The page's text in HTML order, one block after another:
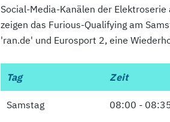
Social-Media-Kanälen der
zeigen das Furious-Qualifying am
'ran.de' und Eurosport 2, eine
Tag Zeit
Samstag 08:00 -
Tag
Samstag